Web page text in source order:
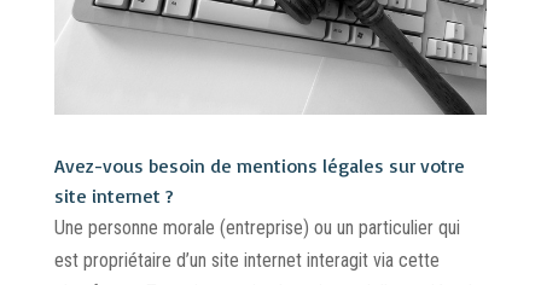
Avez-vous besoin de mentions légales sur votre
site internet ?
Une personne morale (entreprise) ou un particulier qui
est propriétaire d’un site internet interagit via cette